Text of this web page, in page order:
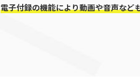
電子付録の機能により動画や音声など